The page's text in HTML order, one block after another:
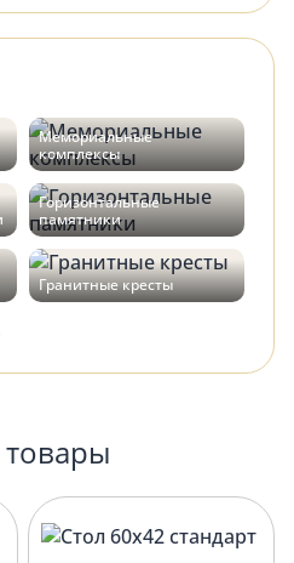
Мемориальные
комплексы
Горизонтальные
памятники
Гранитные кресты